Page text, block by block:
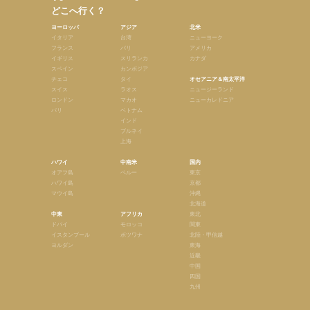
どこへ行く？
ヨーロッパ
イタリア
フランス
イギリス
スペイン
チェコ
スイス
ロンドン
パリ
ハワイ
オアフ島
ハワイ島
マウイ島
中東
ドバイ
イスタンブール
ヨルダン
アジア
台湾
バリ
スリランカ
カンボジア
タイ
ラオス
マカオ
ベトナム
インド
ブルネイ
上海
中南米
ペルー
アフリカ
モロッコ
ボツワナ
北米
ニューヨーク
アメリカ
カナダ
オセアニア＆南太平洋
ニュージーランド
ニューカレドニア
国内
東京
京都
沖縄
北海道
東北
関東
北陸・甲信越
東海
近畿
中国
四国
九州